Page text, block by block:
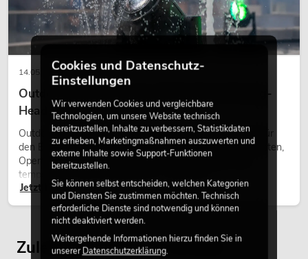
OMNITRONIC Set
599,00
14.05.2026
Outdoor Moving-Heads: Wetterfeste Moving-
Heads bei Events
Outdoor Moving-Heads sind bewegliche Scheinwerfer für
den Einsatz im Freien. Sie werden bei Festivals, Stadtfesten,
Open-Air-Konzerten, Architekturinszenierungen und
temporären Außeninstallationen eingesetzt.
Jetzt lesen
Zuletzt angesehene Artikel
Cookies und Datenschutz-
Einstellungen
Wir verwenden Cookies und vergleichbare
Technologien, um unsere Website technisch
bereitzustellen, Inhalte zu verbessern, Statistikdaten
zu erheben, Marketingmaßnahmen auszuwerten und
externe Inhalte sowie Support-Funktionen
bereitzustellen.
Sie können selbst entscheiden, welchen Kategorien
und Diensten Sie zustimmen möchten. Technisch
erforderliche Dienste sind notwendig und können
nicht deaktiviert werden.
Weitergehende Informationen hierzu finden Sie in
unsererDatenschutzerklärung.